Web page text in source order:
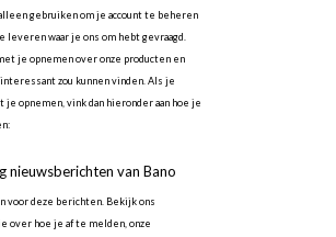
gebruiken om je account te beheren
waar je ons om hebt gevraagd.
je opnemen over onze producten en
zou kunnen vinden. Als je
opnemen, vink dan hieronder aan hoe je
nieuwsberichten van Bano
voor deze berichten. Bekijk ons
over hoe je af te melden, onze